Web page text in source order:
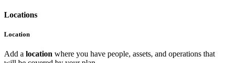
Locations
Location
Add a location where you have people, assets, and operations that